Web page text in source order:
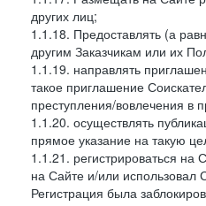
других лиц;
1.1.18. Предоставлять (а
другим Заказчикам или их
1.1.19. направлять
такое приглашение
преступления/вовлечения в
1.1.20. осуществлять
прямое указание на такую
1.1.21. регистрироваться на
на Сайте и/или
Регистрация была